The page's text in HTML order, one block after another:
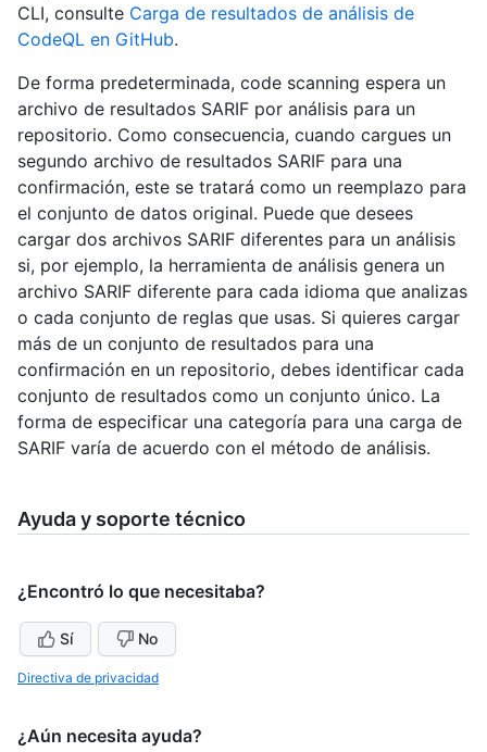
CLI, consulte Carga de resultados de análisis de
CodeQL en GitHub.
De forma predeterminada, code scanning espera un
archivo de resultados SARIF por análisis para un
repositorio. Como consecuencia, cuando cargues un
segundo archivo de resultados SARIF para una
confirmación, este se tratará como un reemplazo para
el conjunto de datos original. Puede que desees
cargar dos archivos SARIF diferentes para un análisis
si, por ejemplo, la herramienta de análisis genera un
archivo SARIF diferente para cada idioma que analizas
o cada conjunto de reglas que usas. Si quieres cargar
más de un conjunto de resultados para una
confirmación en un repositorio, debes identificar cada
conjunto de resultados como un conjunto único. La
forma de especificar una categoría para una carga de
SARIF varía de acuerdo con el método de análisis.
Ayuda y soporte técnico
¿Encontró lo que necesitaba?
Sí No
Directiva de privacidad
¿Aún necesita ayuda?